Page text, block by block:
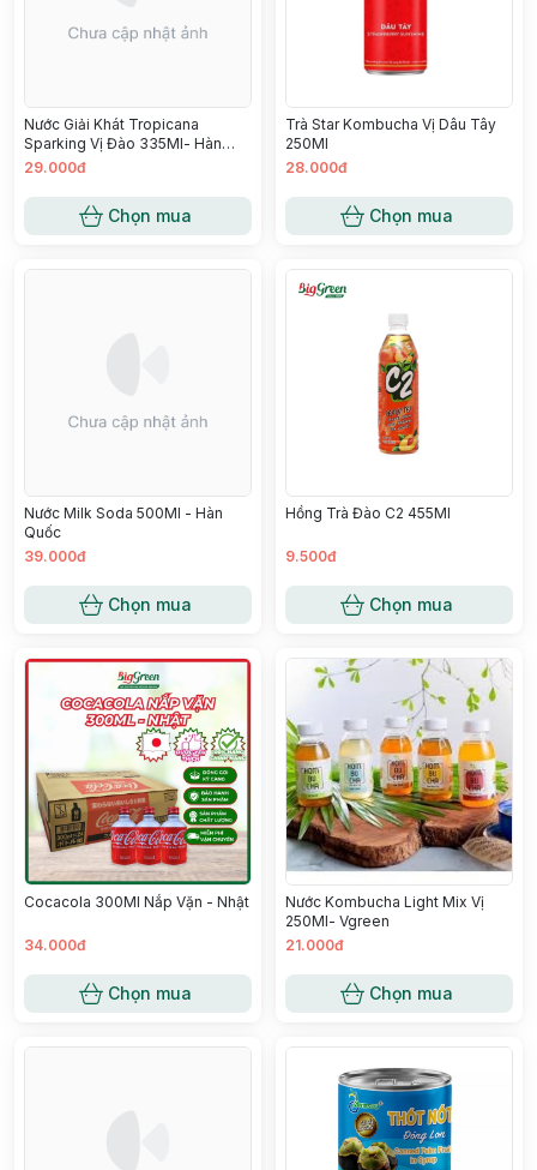
Nước Giải Khát Tropicana
Sparking Vị Đào 335Ml- Hàn
Quốc
29.000đ
Chọn mua
Trà Star Kombucha Vị Dâu Tây
250Ml
28.000đ
Chọn mua
Nước Milk Soda 500Ml - Hàn
Quốc
39.000đ
Chọn mua
Hồng Trà Đào C2 455Ml
9.500đ
Chọn mua
Cocacola 300Ml Nắp Vặn - Nhật
34.000đ
Chọn mua
Nước Kombucha Light Mix Vị
250Ml- Vgreen
21.000đ
Chọn mua